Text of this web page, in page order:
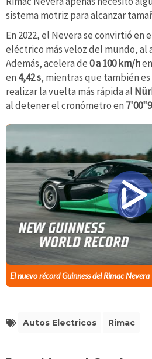
sistema motriz para alcanzar
En 2022, el Nevera se convirtió
eléctrico más veloz del mundo, al
Además, acelera de0 a 100 km/hen
en 4,42 s, mientras que también
realizar la vuelta más rápida al
al detener el cronómetro en
El nuevo récord Guinness del Rimac Nevera
Autos Electricos Rimac